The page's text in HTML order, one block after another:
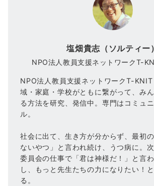
塩畑貴志（ソルティー）
NPO法人教員支援ネットワークT-
NPO法人教員支援ネットワークT-
域・家庭・学校がともに繋がって、み
る方法を研究、発信中。専門はコミュ
ル。
社会に出て、生き方が分からず、最初
ないやつ」と言われ続け、うつ病に。
委員会の仕事で「君は神様だ！」と言
し、もっと先生たちの力になりたい！
る。